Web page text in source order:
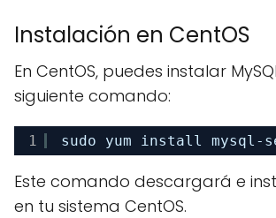
Instalación en CentOS
En CentOS, puedes instalar
siguiente comando:
1 sudo yum install mysql-
Este comando descargará e
en tu sistema CentOS.